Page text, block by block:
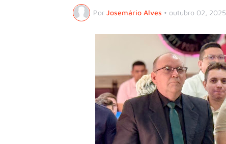
Por Josemário Alves • outubro 02, 2025